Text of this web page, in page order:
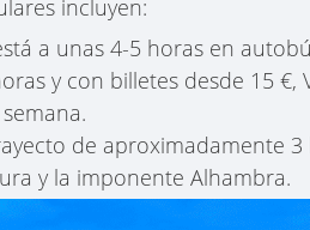
incluyen:
a unas 4-5 horas en
y con billetes desde 15
de aproximadamente
y la imponente Alhambra.